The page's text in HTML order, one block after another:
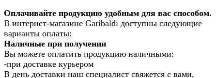
Оплачивайте продукцию удобным для вас способом.
В интернет-магазине Garibaldi доступны следующие
варианты оплаты:
Наличные при получении
Вы можете оплатить продукцию наличными:
-при доставке курьером
В день доставки наш специалист свяжется с вами,